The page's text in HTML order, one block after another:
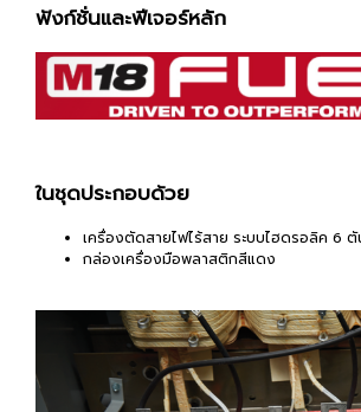
ฟังก์ชั่นและฟีเจอร์หลัก
ในชุดประกอบด้วย
เครื่องตัดสายไฟไร้สาย ระบบไฮดรอลิค 6 ตั
กล่องเครื่องมือพลาสติกสีแดง